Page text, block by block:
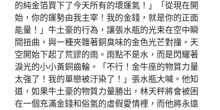
的純金箔買下了今天所有的壞運氣！」「從現在開
始，你的運勢由我主宰！我的金錢，就是你的正面
能量！」牛土豪的行為，讓張水瓶的光束在空中瞬
間扭曲，與一種夾雜著銅臭味的金色光芒對撞。天
空開始下起了荒謬的雨。雨點不是水，而是閃耀著
淚光的小小黃銅齒輪。「不行！金牛座的物質力量
太強了！我的單戀被汙染了！」張水瓶大喊。他知
道，如果牛土豪的物質力量勝出，林天秤將會被困
在一個充滿金錢和俗氣的虛假愛情裡，而他將永遠